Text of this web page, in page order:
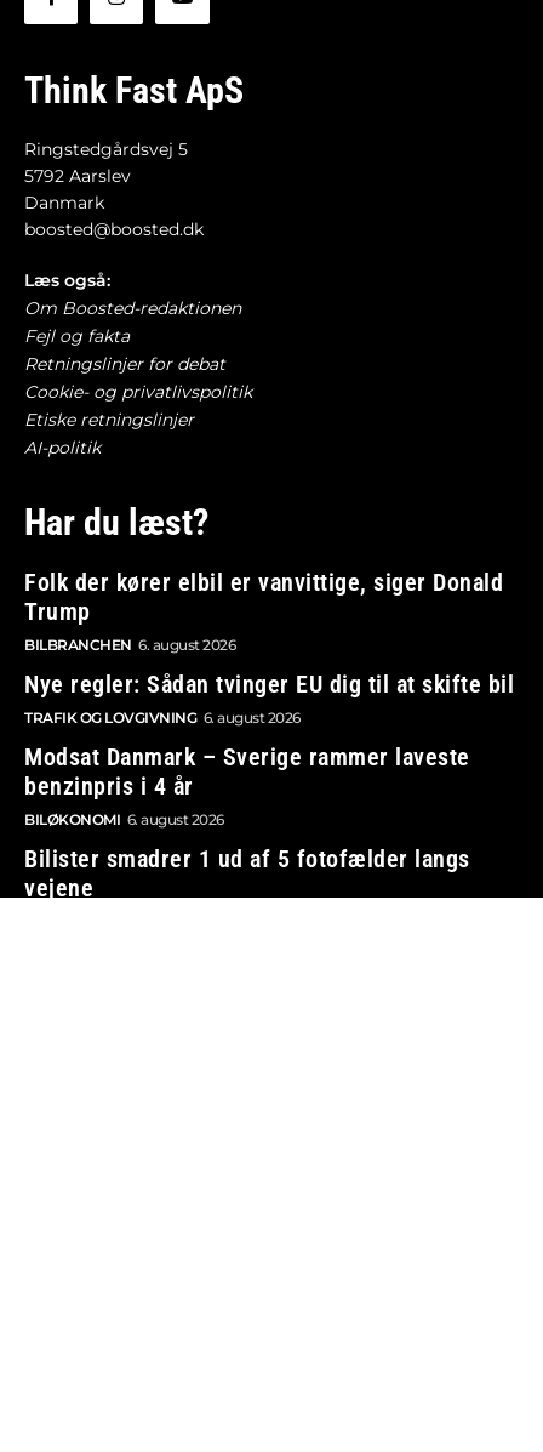
Think Fast ApS
Ringstedgårdsvej 5
5792 Aarslev
Danmark
boosted@boosted.dk
Læs også:
Om Boosted-redaktionen
Fejl og fakta
Retningslinjer for debat
Cookie- og privatlivspolitik
Etiske retningslinjer
AI-politik
Har du læst?
Folk der kører elbil er vanvittige, siger Donald
Trump
BILBRANCHEN 6. august 2026
Nye regler: Sådan tvinger EU dig til at skifte bil
TRAFIK OG LOVGIVNING 6. august 2026
Modsat Danmark – Sverige rammer laveste
benzinpris i 4 år
BILØKONOMI 6. august 2026
Bilister smadrer 1 ud af 5 fotofælder langs
vejene